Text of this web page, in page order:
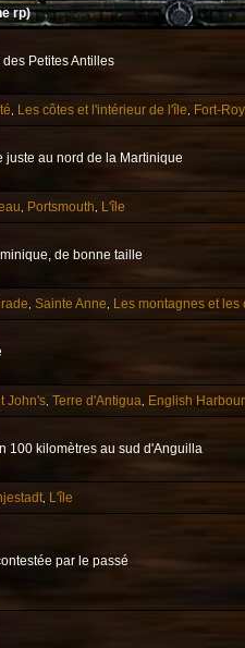
rp)
Petites Antilles
, Les côtes et l'intérieur de l'île, Fort-
juste au nord de la Martinique
, Portsmouth, L'île
de bonne taille
, Sainte Anne, Les montagnes et les
John's, Terre d'Antigua, English Harbour
100 kilomètres au sud d'Anguilla
, L'île
par le passé